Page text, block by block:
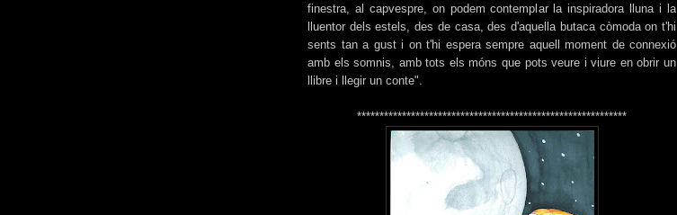
finestra, al capvespre, on podem contemplar la inspiradora lluna i la
lluentor dels estels, des de casa, des d'aquella butaca còmoda on t'hi
sents tan a gust i on t'hi espera sempre aquell moment de connexió
amb els somnis, amb tots els móns que pots veure i viure en obrir un
llibre i llegir un conte".
************************************************************